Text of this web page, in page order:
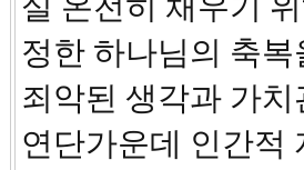
정한 하나님의 축
죄악된 생각과 가
연단가운데 인간적